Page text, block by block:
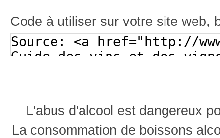
Code à utiliser sur votre site web,
L'abus d'alcool est dangereux
La consommation de boissons